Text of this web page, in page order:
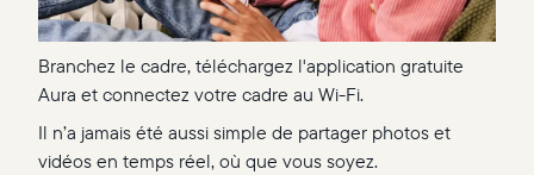
Branchez le cadre, téléchargez l'application gratuite
Aura et connectez votre cadre au Wi-Fi.
Il n’a jamais été aussi simple de partager photos et
vidéos en temps réel, où que vous soyez.